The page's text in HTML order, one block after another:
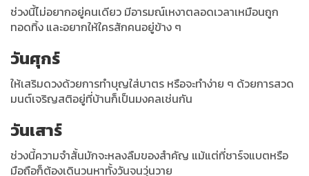
ช่วงนี้ไม่อยากอยู่คนเดียว มีอารมณ์เหงาตลอดเวลาเหมือนถูก
ทอดทิ้ง และอยากให้ใครสักคนอยู่ข้าง ๆ
วันศุกร์
ให้เสริมดวงด้วยการทำบุญใส่บาตร หรือจะทำง่าย ๆ ด้วยการสวด
มนต์เจริญสติอยู่ที่บ้านก็เป็นมงคลเช่นกัน
วันเสาร์
ช่วงนี้ความจำสั้นมักจะหลงลืมของสำคัญ แม้แต่ที่ชาร์จแบตหรือ
มือถือก็ต้องเดินวนหาทั้งวันจนวุ่นวาย